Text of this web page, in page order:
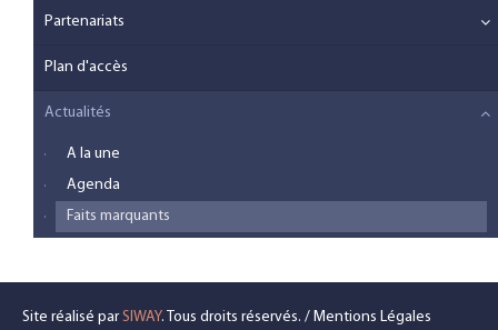
Partenariats
Plan d'accès
Actualités
A la une
Agenda
Faits marquants
Site réalisé parSIWAY. Tous droits réservés. / Mentions Légales